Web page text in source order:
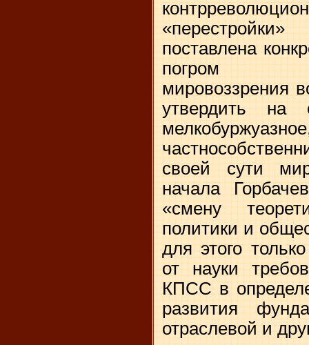
поставлена
погром
мировоззрения
утвердить на
своей сути
начала
«смену
политики и
для этого
от науки
КПСС в
развития
отраслевой и